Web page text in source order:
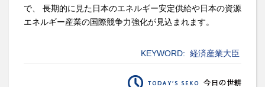
で、 長期的に見た日本のエネルギー安定供給や日本の資源
エネルギー産業の国際競争力強化が見込まれます。
KEYWORD: 経済産業大臣